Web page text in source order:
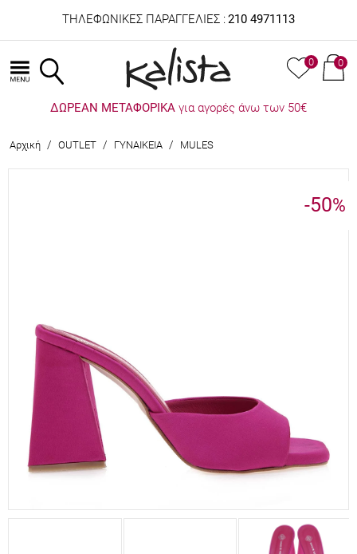
ΤΗΛΕΦΩΝΙΚΕΣ ΠΑΡΑΓΓΕΛΙΕΣ : 210 4971113
0 0
ΔΩΡΕΑΝ ΜΕΤΑΦΟΡΙΚΑ για αγορές άνω των 50€
Αρχική / OUTLET / ΓΥΝΑΙΚΕΙΑ / MULES
-50%